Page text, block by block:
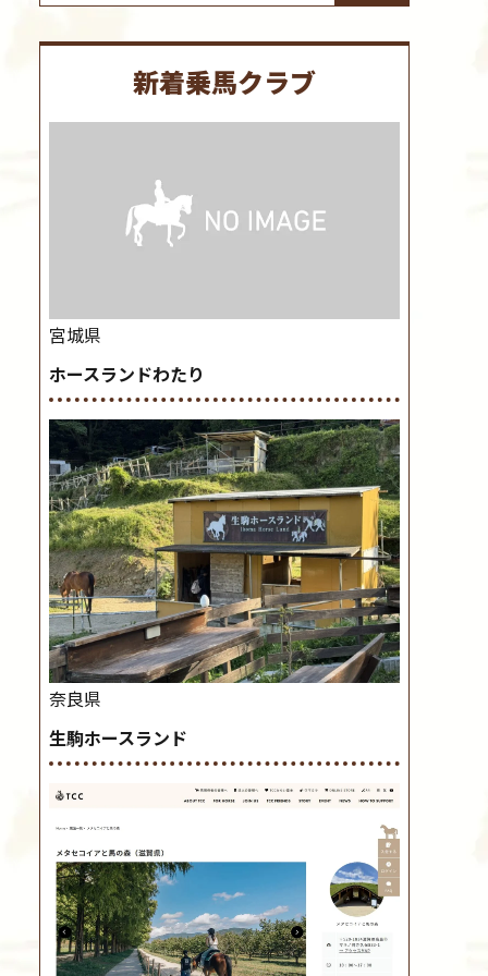
新着乗馬クラブ
宮城県
ホースランドわたり
奈良県
生駒ホースランド